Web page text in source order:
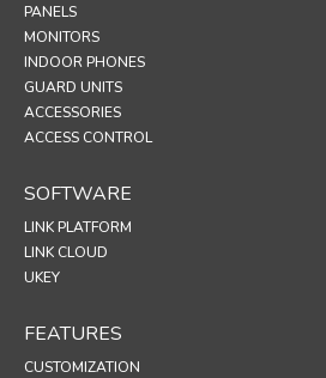
PANELS
MONITORS
INDOOR PHONES
GUARD UNITS
ACCESSORIES
ACCESS CONTROL
SOFTWARE
LINK PLATFORM
LINK CLOUD
UKEY
FEATURES
CUSTOMIZATION